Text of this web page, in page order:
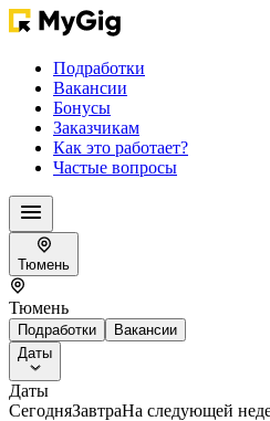
Подработки
Вакансии
Бонусы
Заказчикам
Как это работает?
Частые вопросы
Тюмень
Тюмень
Подработки
Вакансии
Даты
Даты
СегодняЗавтраНа следующей